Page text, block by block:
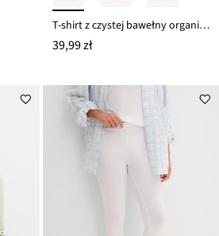
T-shirt z czystej bawełny organicznej
39,99 zł